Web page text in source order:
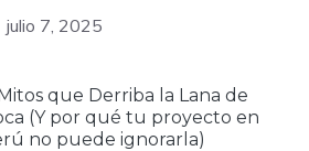
julio 7, 2025
que Derriba la Lana de
(Y por qué tu proyecto en
no puede ignorarla)